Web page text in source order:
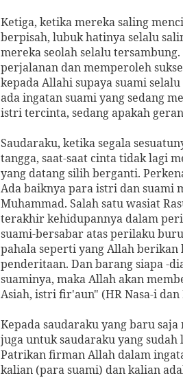
Ketiga, ketika mereka saling
berpisah, lubuk hatinya selalu
mereka seolah selalu
perjalanan dan memperoleh
kepada Allahi supaya suami
ada ingatan suami yang sedang
istri tercinta, sedang apakah
Saudaraku, ketika segala
tangga, saat-saat cinta tidak lagi
yang datang silih berganti.
Ada baiknya para istri dan
Muhammad. Salah satu wasiat
terakhir kehidupannya dalam
suami-bersabar atas perilaku
pahala seperti yang Allah berikan
penderitaan. Dan barang siapa -
suaminya, maka Allah akan
Asiah, istri fir'aun" (HR Nasa-i
Kepada saudaraku yang baru
juga untuk saudaraku yang
Patrikan firman Allah dalam
kalian (para suami) dan kalian